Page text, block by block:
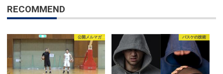
RECOMMEND
公開メルマガ バスケの技術